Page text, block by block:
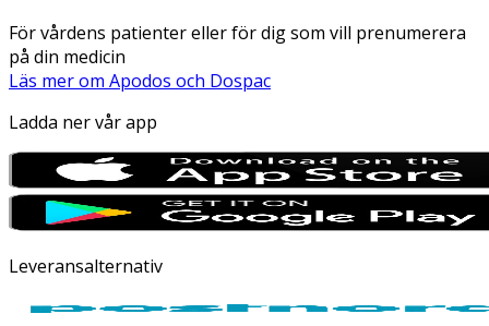
För vårdens patienter eller för dig som vill prenumerera
på din medicin
Läs mer om Apodos och Dospac
Ladda ner vår app
Leveransalternativ